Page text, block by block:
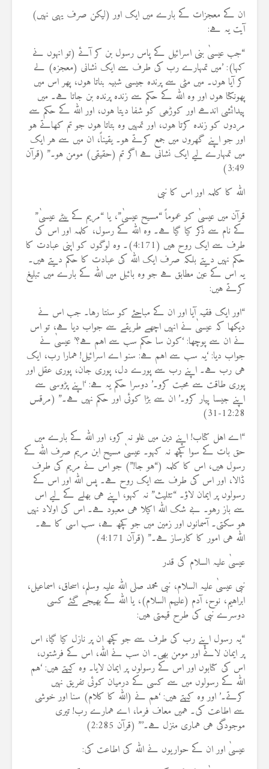
ان کے معجزات کے بارے میں ایک اور (لیکن صرف یہی نہیں)
آیت یہ ہے:
“جب عیسیٰ بنی اسرائیل کے پاس رسول بن کر آئے (تو انہوں نے
کہا): ’میں تمہارے رب کی طرف سے ایک نشانی (معجزہ) لے
کر آیا ہوں۔ میں مٹی سے پرندہ جیسی شبیہ بناتا ہوں، پھر اس میں
پھونکتا ہوں اور وہ اللہ کے حکم سے زندہ پرندہ بن جاتا ہے۔ میں
پیدائشی اندھے اور کوڑھی کو شفا دیتا ہوں، اور اللہ کے حکم سے
مردوں کو زندہ کرتا ہوں، اور تمہیں وہ بتاتا ہوں جو تم کھاتے ہو
اور جو اپنے گھروں میں جمع کرتے ہو۔ یقیناً، ان میں سے ہر ایک
میں تمہارے لیے ایک نشانی ہے اگر تم (حقیقی) مومن ہو۔” (قرآن
3:49)
اللہ کا کلمہ اور اس کا نبی
قرآن میں عیسیٰ کو عموماً “مسیح عیسیٰ”، یا “مریم کے بیٹے عیسیٰ”
کے نام سے ذکر کیا گیا ہے۔ وہ اللہ کے رسول، کلمہ اور اس کی
طرف سے ایک روح ہیں (4:171)۔ وہ لوگوں کو اپنی عبادت کا
حکم نہیں دیتے بلکہ صرف ایک اللہ کی عبادت کا حکم دیتے ہیں۔
یہ اس کے عین مطابق ہے جو وہ بائبل میں اللہ کے بارے میں تبلیغ
کرتے ہیں:
“اور ایک فقیہ آیا اور ان کے مباحثے کو سنتا رہا۔ جب اس نے
دیکھا کہ عیسیٰ نے انہیں اچھے طریقے سے جواب دیا ہے، تو اس
نے ان سے پوچھا: ‘کون سا حکم سب سے اہم ہے؟’ عیسیٰ نے
جواب دیا: ‘یہ سب سے اہم ہے: سنو اے اسرائیل! ہمارا رب، ایک
ہی رب ہے۔ اپنے رب سے پورے دل، پوری جان، پوری عقل اور
پوری طاقت سے محبت کرو۔’ دوسرا حکم یہ ہے: ‘اپنے پڑوسی سے
اپنے جیسا پیار کرو۔’ ان سے بڑا کوئی اور حکم نہیں ہے۔” (مرقس
12:28-31)
“اے اہل کتاب! اپنے دین میں غلو نہ کرو، اور اللہ کے بارے میں
حق بات کے سوا کچھ نہ کہو۔ عیسیٰ مسیح ابن مریم صرف اللہ کے
رسول ہیں، اس کا کلمہ (“ہو جا!”) جو اس نے مریم کی طرف
ڈالا، اور اس کی طرف سے ایک روح ہے۔ پس اللہ اور اس کے
رسولوں پر ایمان لاؤ۔ “تثلیث” نہ کہو، اپنے ہی بھلے کے لیے اس
سے باز رہو۔ بے شک اللہ اکیلا ہی معبود ہے۔ اس کی اولاد نہیں
ہو سکتی۔ آسمانوں اور زمین میں جو کچھ ہے، سب اسی کا ہے۔
اللہ ہی امور کا کارساز ہے۔” (قرآن 4:171)
عیسیٰ علیہ السلام کی قدر
نبی عیسیٰ علیہ السلام، نبی محمد صلی اللہ علیہ وسلم، اسحاق، اسماعیل،
ابراہیم، نوح، آدم (علیہم السلام)، یا اللہ کے بھیجے گئے کسی
دوسرے نبی کی طرح قیمتی ہیں:
“یہ رسول اپنے رب کی طرف سے جو کچھ ان پر نازل کیا گیا، اس
پر ایمان لائے اور مومن بھی۔ ان سب نے اللہ، اس کے فرشتوں،
اس کی کتابوں اور اس کے رسولوں پر ایمان لایا۔ وہ کہتے ہیں: ‘ہم
اللہ کے رسولوں میں سے کسی کے درمیان کوئی تفریق نہیں
کرتے۔’ اور وہ کہتے ہیں: ‘ہم نے (اللہ کا کلام) سنا اور خوشی
سے اطاعت کی۔ ہمیں معاف فرما، اے ہمارے رب! تیری
موجودگی ہی ہماری منزل ہے۔’” (قرآن 2:285)
عیسیٰ اور ان کے حواریوں نے اللہ کی اطاعت کی: